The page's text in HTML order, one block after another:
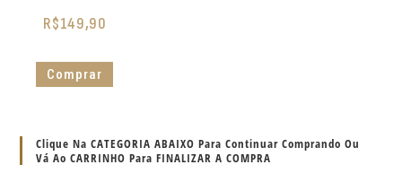
R$149,90
Comprar
Clique Na CATEGORIA ABAIXO Para Continuar Comprando Ou
Vá Ao CARRINHO Para FINALIZAR A COMPRA